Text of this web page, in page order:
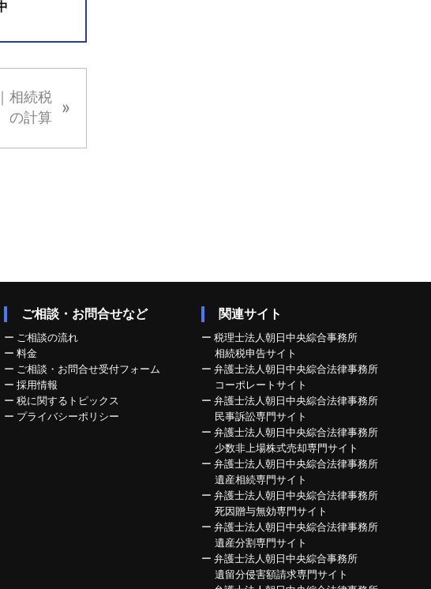
相続税
の計算
»
ご相談・お問合せなど
ー ご相談の流れ
ー料金
ー ご相談・お問合せ受付フォーム
ー採用情報
ー税に関するトピックス
ー プライバシーポリシー
関連サイト
ー 税理士法人朝日中央綜合事務所
相続税申告サイト
ー 弁護士法人朝日中央綜合法律事務所
コーポレートサイト
ー 弁護士法人朝日中央綜合法律事務所
民事訴訟専門サイト
ー 弁護士法人朝日中央綜合法律事務所
少数非上場株式売却専門サイト
ー 弁護士法人朝日中央綜合法律事務所
遺産相続専門サイト
ー 弁護士法人朝日中央綜合法律事務所
死因贈与無効専門サイト
ー 弁護士法人朝日中央綜合法律事務所
遺産分割専門サイト
ー 弁護士法人朝日中央綜合事務所
遺留分侵害額請求専門サイト